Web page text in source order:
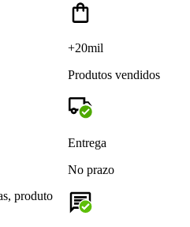
produto
+20mil
Produtos vendidos
Entrega
No prazo